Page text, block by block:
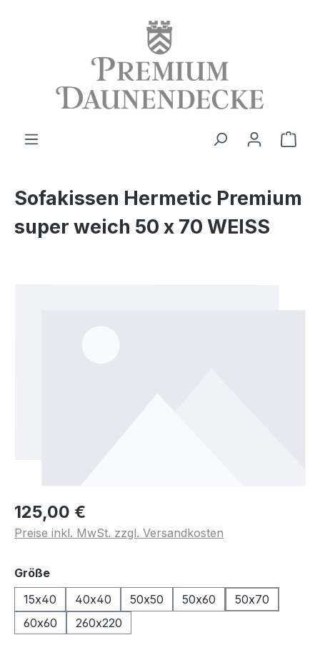
Sofakissen Hermetic Premium
super weich 50 x 70 WEISS
125,00 €
Preise inkl. MwSt. zzgl. Versandkosten
Größeauswählen
15x40
40x40 50x50 50x60
50x70
60x60
260x220